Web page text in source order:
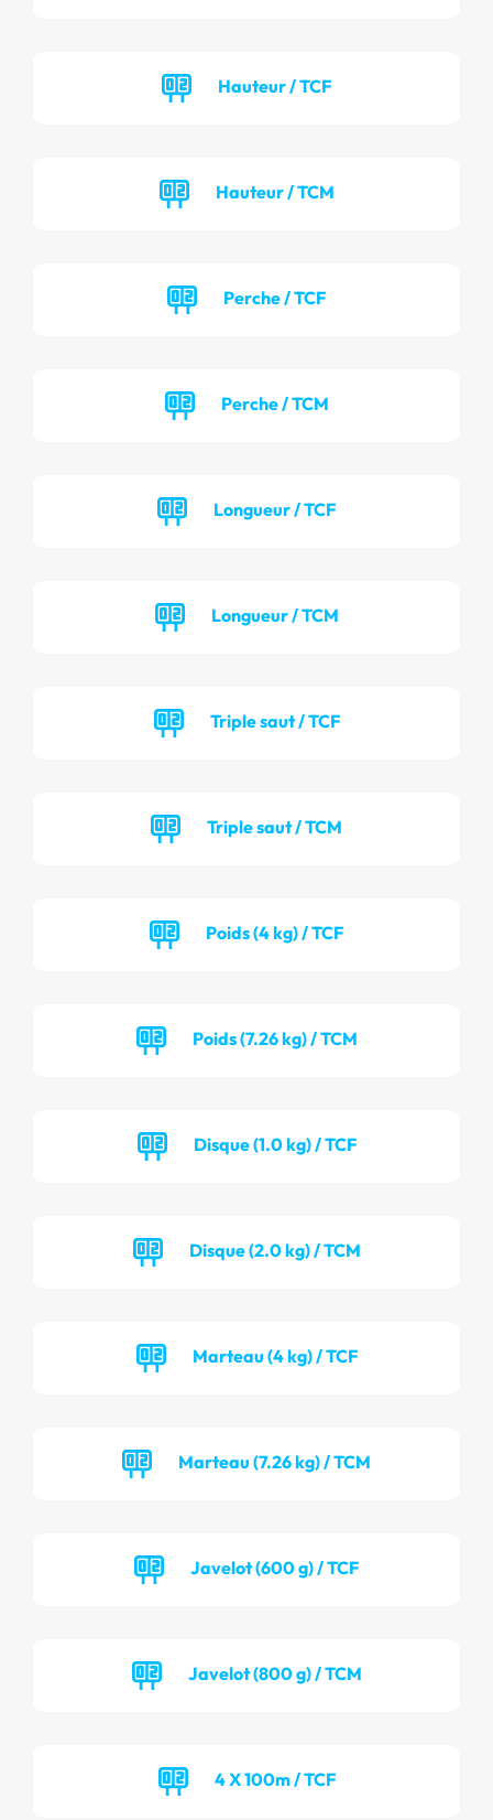
Hauteur / TCF
Hauteur / TCM
Perche / TCF
Perche / TCM
Longueur / TCF
Longueur / TCM
Triple saut / TCF
Triple saut / TCM
Poids (4 kg) / TCF
Poids (7.26 kg) / TCM
Disque (1.0 kg) / TCF
Disque (2.0 kg) / TCM
Marteau (4 kg) / TCF
Marteau (7.26 kg) / TCM
Javelot (600 g) / TCF
Javelot (800 g) / TCM
4 X 100m / TCF